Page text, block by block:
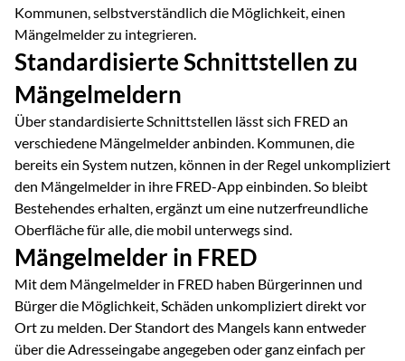
Kommunen, selbstverständlich die Möglichkeit, einen
Mängelmelder zu integrieren.
Standardisierte Schnittstellen zu
Mängelmeldern
Über standardisierte Schnittstellen lässt sich FRED an
verschiedene Mängelmelder anbinden. Kommunen, die
bereits ein System nutzen, können in der Regel unkompliziert
den Mängelmelder in ihre FRED-App einbinden. So bleibt
Bestehendes erhalten, ergänzt um eine nutzerfreundliche
Oberfläche für alle, die mobil unterwegs sind.
Mängelmelder in FRED
Mit dem Mängelmelder in FRED haben Bürgerinnen und
Bürger die Möglichkeit, Schäden unkompliziert direkt vor
Ort zu melden. Der Standort des Mangels kann entweder
über die Adresseingabe angegeben oder ganz einfach per